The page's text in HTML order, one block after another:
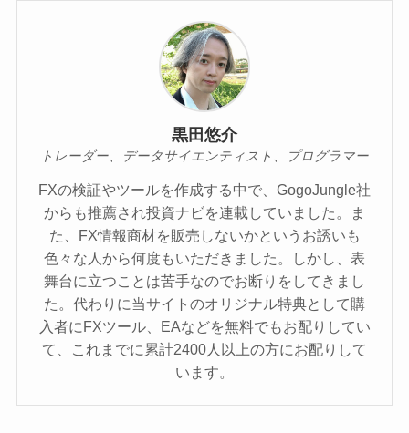
黒田悠介
トレーダー、データサイエンティスト、プログラマー
FXの検証やツールを作成する中で、GogoJungle社
からも推薦され投資ナビを連載していました。ま
た、FX情報商材を販売しないかというお誘いも
色々な人から何度もいただきました。しかし、表
舞台に立つことは苦手なのでお断りをしてきまし
た。代わりに当サイトのオリジナル特典として購
入者にFXツール、EAなどを無料でもお配りしてい
て、これまでに累計2400人以上の方にお配りして
います。